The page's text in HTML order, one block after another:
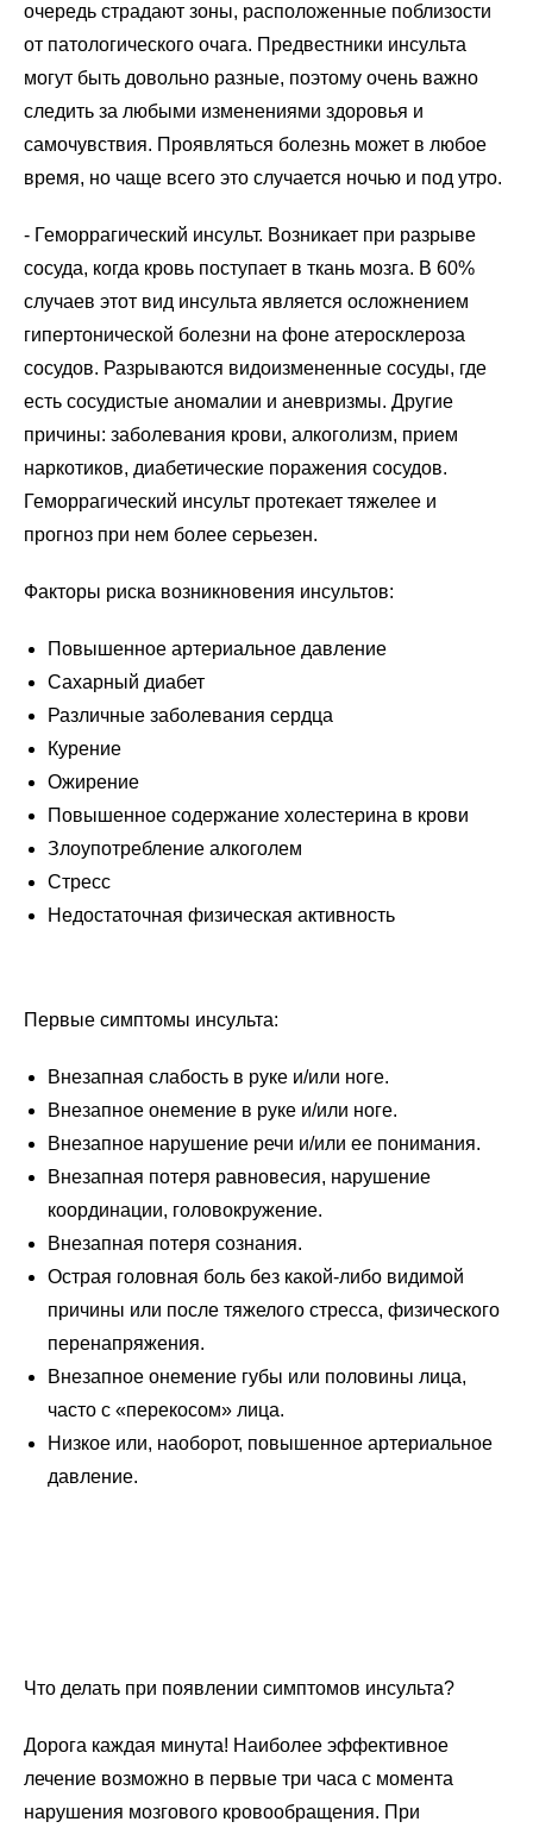
очередь страдают зоны, расположенные поблизости
от патологического очага. Предвестники инсульта
могут быть довольно разные, поэтому очень важно
следить за любыми изменениями здоровья и
самочувствия. Проявляться болезнь может в любое
время, но чаще всего это случается ночью и под утро.
- Геморрагический инсульт. Возникает при разрыве
сосуда, когда кровь поступает в ткань мозга. В 60%
случаев этот вид инсульта является осложнением
гипертонической болезни на фоне атеросклероза
сосудов. Разрываются видоизмененные сосуды, где
есть сосудистые аномалии и аневризмы. Другие
причины: заболевания крови, алкоголизм, прием
наркотиков, диабетические поражения сосудов.
Геморрагический инсульт протекает тяжелее и
прогноз при нем более серьезен.
Факторы риска возникновения инсультов:
Повышенное артериальное давление
Сахарный диабет
Различные заболевания сердца
Курение
Ожирение
Повышенное содержание холестерина в крови
Злоупотребление алкоголем
Стресс
Недостаточная физическая активность
Первые симптомы инсульта:
Внезапная слабость в руке и/или ноге.
Внезапное онемение в руке и/или ноге.
Внезапное нарушение речи и/или ее понимания.
Внезапная потеря равновесия, нарушение
координации, головокружение.
Внезапная потеря сознания.
Острая головная боль без какой-либо видимой
причины или после тяжелого стресса, физического
перенапряжения.
Внезапное онемение губы или половины лица,
часто с «перекосом» лица.
Низкое или, наоборот, повышенное артериальное
давление.
Что делать при появлении симптомов инсульта?
Дорога каждая минута! Наиболее эффективное
лечение возможно в первые три часа с момента
нарушения мозгового кровообращения. При